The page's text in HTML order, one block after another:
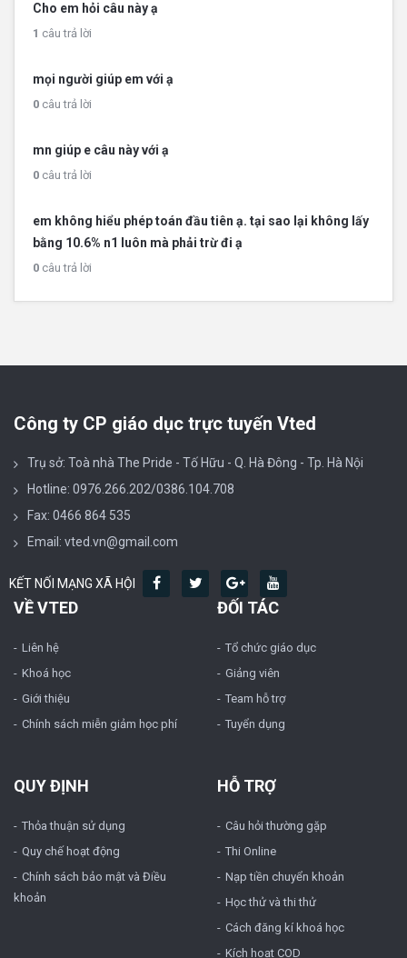
Cho em hỏi câu này ạ
1 câu trả lời
mọi người giúp em với ạ
0 câu trả lời
mn giúp e câu này với ạ
0 câu trả lời
em không hiểu phép toán đầu tiên ạ. tại sao lại không lấy
bằng 10.6% n1 luôn mà phải trừ đi ạ
0 câu trả lời
Công ty CP giáo dục trực tuyến Vted
Trụ sở: Toà nhà The Pride - Tố Hữu - Q. Hà Đông - Tp. Hà Nội
Hotline: 0976.266.202/0386.104.708
Fax: 0466 864 535
Email: vted.vn@gmail.com
KẾT NỐI MẠNG XÃ HỘI
VỀ VTED
Liên hệ
Khoá học
Giới thiệu
Chính sách miễn giảm học phí
ĐỐI TÁC
Tổ chức giáo dục
Giảng viên
Team hỗ trợ
Tuyển dụng
QUY ĐỊNH
Thỏa thuận sử dụng
Quy chế hoạt động
Chính sách bảo mật và Điều
khoản
HỖ TRỢ
Câu hỏi thường gặp
Thi Online
Nạp tiền chuyển khoản
Học thử và thi thử
Cách đăng kí khoá học
Kích hoạt COD